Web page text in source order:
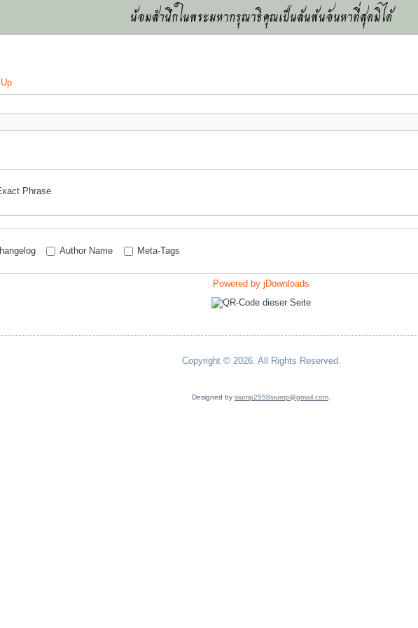
น้อมสำนึกในพระมหากรุณาธิคุณเป็นล้นพ้นอันหาที่สุดมิได้
Up
Phrase
Author Name Meta-Tags
Powered by jDownloads
Copyright © 2026. All Rights Reserved.
Designed by siump2558siump@gmail.com